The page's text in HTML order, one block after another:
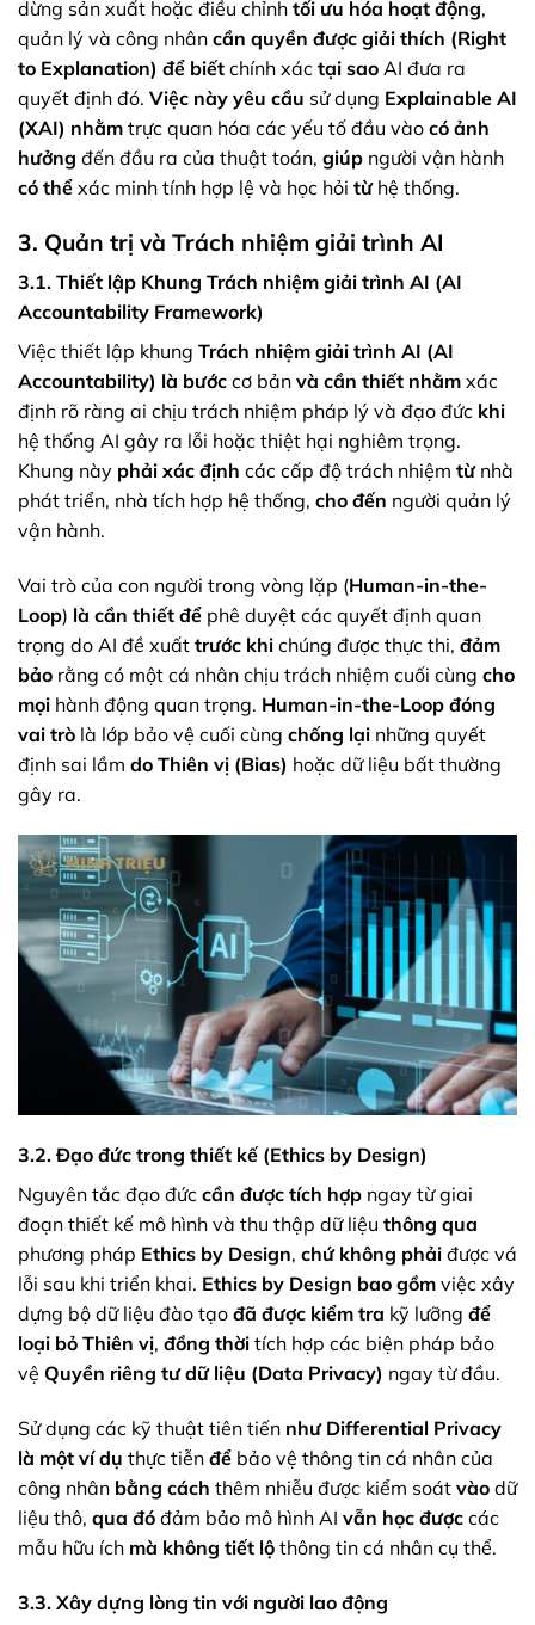
dừng sản xuất hoặc điều chỉnh tối ưu hóa hoạt động,
quản lý và công nhân cần quyền được giải thích (Right
to Explanation) để biết chính xác tại sao AI đưa ra
quyết định đó. Việc này yêu cầu sử dụng Explainable AI
(XAI) nhằm trực quan hóa các yếu tố đầu vào có ảnh
hưởng đến đầu ra của thuật toán, giúp người vận hành
có thể xác minh tính hợp lệ và học hỏi từhệ thống.
3. Quản trị và Trách nhiệm giải trình AI
3.1. Thiết lập Khung Trách nhiệm giải trình AI (AI
Accountability Framework)
Việc thiết lập khung Trách nhiệm giải trình AI (AI
Accountability) là bước cơ bản và cần thiết nhằm xác
định rõ ràng ai chịu trách nhiệm pháp lý và đạo đức khi
hệ thống AI gây ra lỗi hoặc thiệt hại nghiêm trọng.
Khung này phải xác định các cấp độ trách nhiệm từnhà
phát triển, nhà tích hợp hệ thống, cho đến người quản lý
vận hành.
Vai trò của con người trong vòng lặp (Human-in-the-
Loop) là cần thiết để phê duyệt các quyết định quan
trọng do AI đề xuất trước khi chúng được thực thi, đảm
bảo rằng có một cá nhân chịu trách nhiệm cuối cùng cho
mọi hành động quan trọng. Human-in-the-Loop đóng
vai trò là lớp bảo vệ cuối cùng chống lại những quyết
định sai lầm do Thiên vị (Bias) hoặc dữ liệu bất thường
gây ra.
3.2. Đạo đức trong thiết kế (Ethics by Design)
Nguyên tắc đạo đức cần được tích hợp ngay từ giai
đoạn thiết kế mô hình và thu thập dữ liệu thông qua
phương pháp Ethics by Design, chứ không phải được vá
lỗi sau khi triển khai. Ethics by Design bao gồm việc xây
dựng bộ dữ liệu đào tạo đã được kiểm tra kỹ lưỡng để
loại bỏ Thiên vị, đồng thời tích hợp các biện pháp bảo
vệ Quyền riêng tư dữ liệu (Data Privacy) ngay từ đầu.
Sử dụng các kỹ thuật tiên tiến như Differential Privacy
là một ví dụ thực tiễn để bảo vệ thông tin cá nhân của
công nhân bằng cách thêm nhiễu được kiểm soát vào dữ
liệu thô, qua đó đảm bảo mô hình AI vẫn học được các
mẫu hữu ích mà không tiết lộ thông tin cá nhân cụ thể.
3.3. Xây dựng lòng tin với người lao động